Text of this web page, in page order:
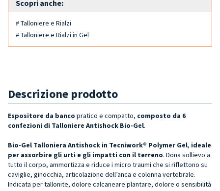
Scopri anche:
# Talloniere e Rialzi
# Talloniere e Rialzi in Gel
Descrizione prodotto
Espositore da banco pratico e compatto, composto da 6
confezioni di Talloniere Antishock Bio-Gel.
Bio-Gel Talloniera Antishock in Tecniwork® Polymer Gel, ideale
per assorbire gli urti e gli impatti con il terreno. Dona sollievo a
tutto il corpo, ammortizza e riduce i micro traumi che si riflettono su
caviglie, ginocchia, articolazione dell’anca e colonna vertebrale.
Indicata per tallonite, dolore calcaneare plantare, dolore o sensibilità